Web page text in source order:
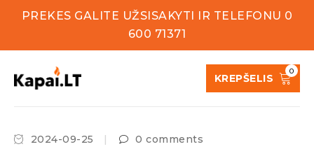
PREKES GALITE UŽSISAKYTI IR TELEFONU 0
600 71371
KREPŠELIS
0
2024-09-25 0 comments